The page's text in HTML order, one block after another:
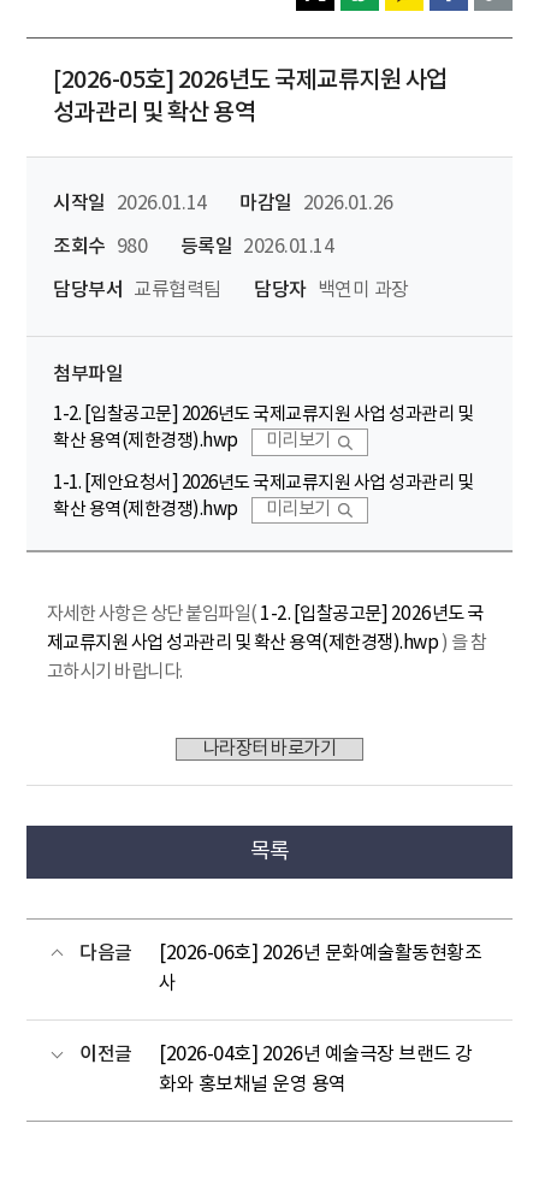
[2026-05호] 2026년도 국제교류지원 사업
성과관리 및 확산 용역
시작일 2026.01.14 마감일
2026.01.26
조회수
980 등록일
2026.01.14
담당부서
교류협력팀 담당자 백연미 과장
첨부파일
1-2. [입찰공고문] 2026년도 국제교류지원 사업 성과관리 및
확산 용역(제한경쟁).hwp
미리보기
1-1. [제안요청서] 2026년도 국제교류지원 사업 성과관리 및
확산 용역(제한경쟁).hwp
미리보기
자세한 사항은 상단 붙임파일( 1-2. [입찰공고문] 2026년도 국
제교류지원 사업 성과관리 및 확산 용역(제한경쟁).hwp) 을 참
고하시기 바랍니다.
나라장터 바로가기
목록
다음글
[2026-06호] 2026년 문화예술활동현황조
사
이전글
[2026-04호] 2026년 예술극장 브랜드 강
화와 홍보채널 운영 용역